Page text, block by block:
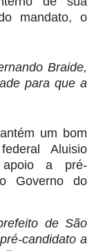
mandato, o
Braide,
para que a
um bom
Aluisio
a pré-
Governo do
de São
candidato a